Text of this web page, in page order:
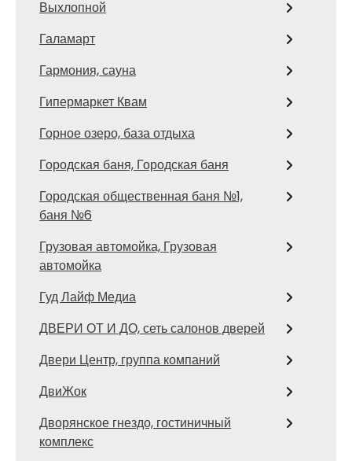
Выхлопной
Галамарт
Гармония, сауна
Гипермаркет Квам
Горное озеро, база отдыха
Городская баня, Городская баня
Городская общественная баня №1,
баня №6
Грузовая автомойка, Грузовая
автомойка
Гуд Лайф Медиа
ДВЕРИ ОТ И ДО, сеть салонов дверей
Двери Центр, группа компаний
ДвиЖок
Дворянское гнездо, гостиничный
комплекс